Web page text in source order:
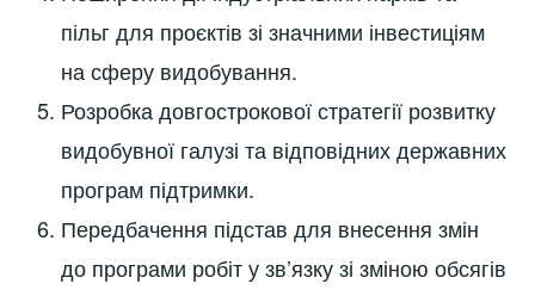
пільг для проєктів зі значними інвестиціям
на сферу видобування.
Розробка довгострокової стратегії розвитку
видобувної галузі та відповідних державних
програм підтримки.
Передбачення підстав для внесення змін
до програми робіт у зв’язку зі зміною обсягів